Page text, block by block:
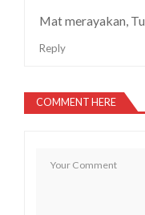
Mat merayakan,
Reply
COMMENT HERE